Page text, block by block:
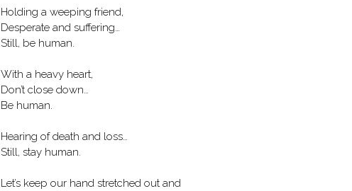
Holding a weeping friend,
Desperate and suffering…
Still, be human.
With a heavy heart,
Don’t close down…
Be human.
Hearing of death and loss…
Still, stay human.
Let’s keep our hand stretched out and